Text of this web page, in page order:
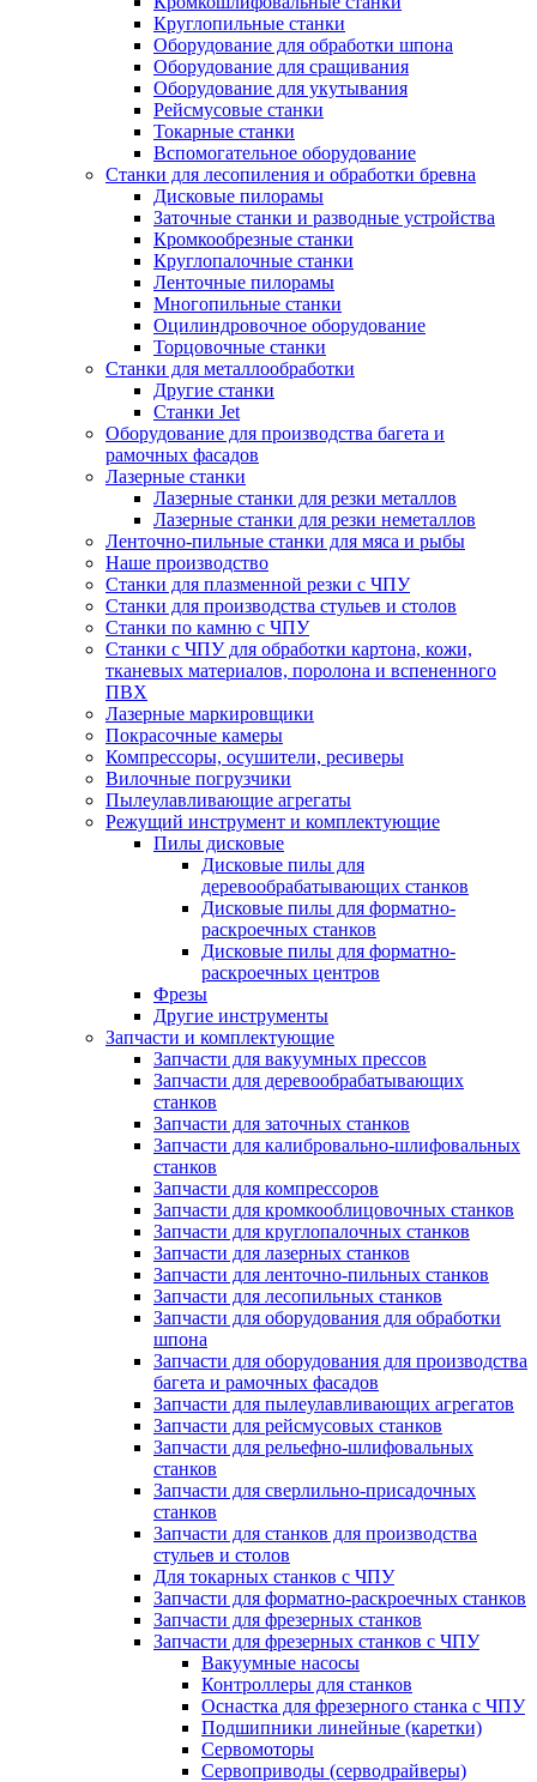
Круглопильные станки
Оборудование для обработки шпона
Оборудование для сращивания
Оборудование для укутывания
Рейсмусовые станки
Токарные станки
Вспомогательное оборудование
Станки для лесопиления и обработки бревна
Дисковые пилорамы
Заточные станки и разводные устройства
Кромкообрезные станки
Круглопалочные станки
Ленточные пилорамы
Многопильные станки
Оцилиндровочное оборудование
Торцовочные станки
Станки для металлообработки
Другие станки
Станки Jet
Оборудование для производства багета и
рамочных фасадов
Лазерные станки
Лазерные станки для резки металлов
Лазерные станки для резки неметаллов
Ленточно-пильные станки для мяса и рыбы
Наше производство
Станки для плазменной резки с ЧПУ
Станки для производства стульев и столов
Станки по камню с ЧПУ
Станки с ЧПУ для обработки картона, кожи,
тканевых материалов, поролона и вспененного
ПВХ
Лазерные маркировщики
Покрасочные камеры
Компрессоры, осушители, ресиверы
Вилочные погрузчики
Пылеулавливающие агрегаты
Режущий инструмент и комплектующие
Пилы дисковые
Дисковые пилы для
деревообрабатывающих станков
Дисковые пилы для форматно-
раскроечных станков
Дисковые пилы для форматно-
раскроечных центров
Фрезы
Другие инструменты
Запчасти и комплектующие
Запчасти для вакуумных прессов
Запчасти для деревообрабатывающих
станков
Запчасти для заточных станков
Запчасти для калибровально-шлифовальных
станков
Запчасти для компрессоров
Запчасти для кромкооблицовочных станков
Запчасти для круглопалочных станков
Запчасти для лазерных станков
Запчасти для ленточно-пильных станков
Запчасти для лесопильных станков
Запчасти для оборудования для обработки
шпона
Запчасти для оборудования для производства
багета и рамочных фасадов
Запчасти для пылеулавливающих агрегатов
Запчасти для рейсмусовых станков
Запчасти для рельефно-шлифовальных
станков
Запчасти для сверлильно-присадочных
станков
Запчасти для станков для производства
стульев и столов
Для токарных станков с ЧПУ
Запчасти для форматно-раскроечных станков
Запчасти для фрезерных станков
Запчасти для фрезерных станков с ЧПУ
Вакуумные насосы
Контроллеры для станков
Оснастка для фрезерного станка с ЧПУ
Подшипники линейные (каретки)
Сервомоторы
Сервоприводы (серводрайверы)